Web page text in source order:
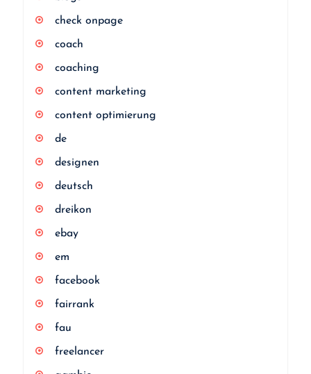
check onpage
coach
coaching
content marketing
content optimierung
de
designen
deutsch
dreikon
ebay
em
facebook
fairrank
fau
freelancer